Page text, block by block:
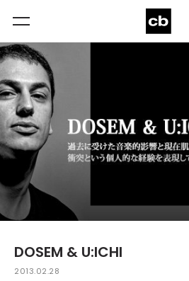
DOSEM & U:ICHI
2013.02.28